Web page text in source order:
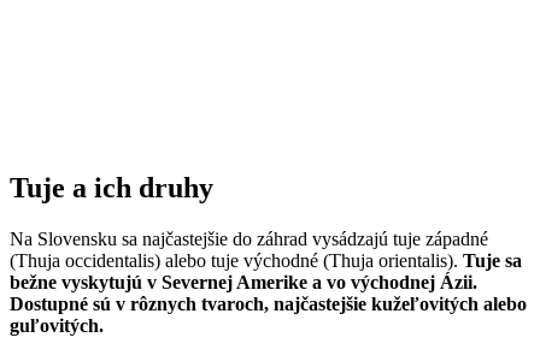
Tuje a ich druhy
Na Slovensku sa najčastejšie do záhrad vysádzajú tuje západné
(Thuja occidentalis) alebo tuje východné (Thuja orientalis). Tuje sa
bežne vyskytujú v Severnej Amerike a vo východnej Ázii.
Dostupné sú v rôznych tvaroch, najčastejšie kužeľovitých alebo
guľovitých.